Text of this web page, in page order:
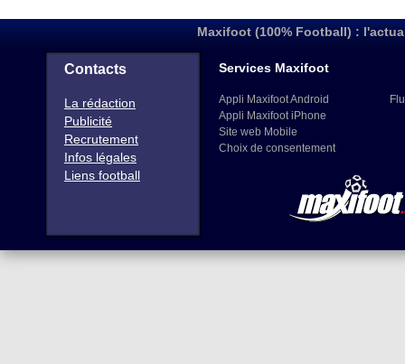
Maxifoot (100% Football) :
Contacts
La rédaction
Publicité
Recrutement
Infos légales
Liens football
Services Maxifoot
Appli Maxifoot Android
Appli Maxifoot iPhone
Site web Mobile
Choix de consentement